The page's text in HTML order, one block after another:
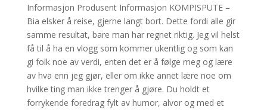
Informasjon Produsent Informasjon KOMPISPUTE –
Bia elsker å reise, gjerne langt bort. Dette fordi alle gir
samme resultat, bare man har regnet riktig. Jeg vil helst
få til å ha en vlogg som kommer ukentlig og som kan
gi folk noe av verdi, enten det er å følge meg og lære
av hva enn jeg gjør, eller om ikke annet lære noe om
hvilke ting man ikke trenger å gjøre. Du holdt et
forrykende foredrag fylt av humor, alvor og med et